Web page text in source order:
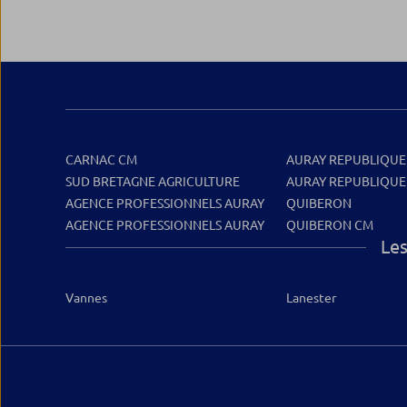
CARNAC CM
SUD BRETAGNE AGRICULTURE
AGENCE PROFESSIONNELS AURAY
AGENCE PROFESSIONNELS AURAY
AURAY REPUBLIQUE
AURAY REPUBLIQUE
QUIBERON
QUIBERON CM
Vannes Lanester